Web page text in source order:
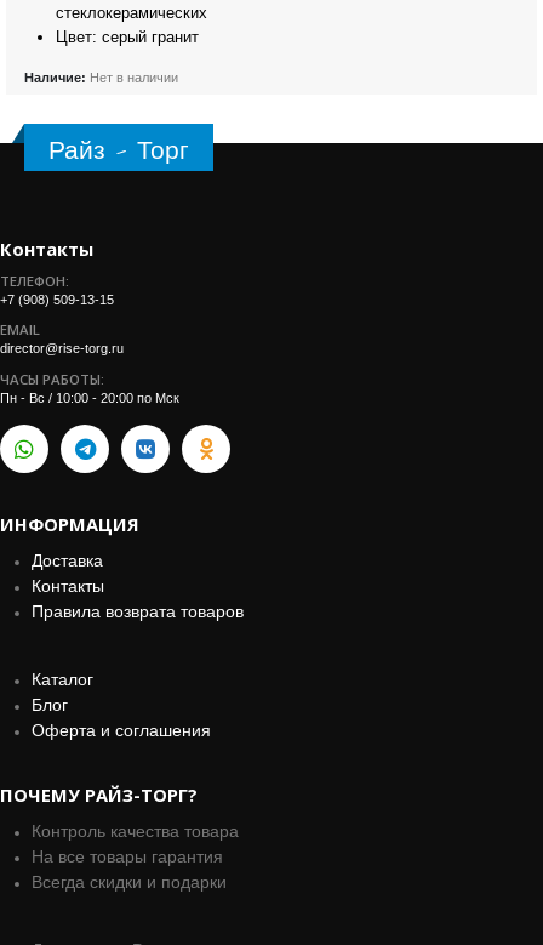
стеклокерамических
Цвет: серый гранит
Наличие: Нет в наличии
Райз - Торг
Контакты
ТЕЛЕФОН:
+7 (908) 509-13-15
EMAIL
director@rise-torg.ru
ЧАСЫ РАБОТЫ:
Пн - Вс / 10:00 - 20:00 по Мск
ИНФОРМАЦИЯ
Доставка
Контакты
Правила возврата товаров
Каталог
Блог
Оферта и соглашения
ПОЧЕМУ РАЙЗ-ТОРГ?
Контроль качества товара
На все товары гарантия
Всегда скидки и подарки